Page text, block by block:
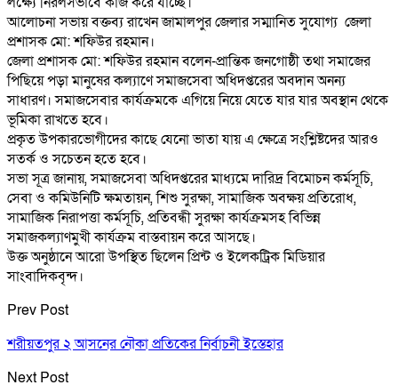
আলোচনা সভায় বক্তব্য রাখেন জামালপুর জেলার সম্মানিত সুযোগ্য জেলা
প্রশাসক মো: শফিউর রহমান।
জেলা প্রশাসক মো: শফিউর রহমান বলেন-প্রান্তিক জনগোষ্ঠী তথা সমাজের
পিছিয়ে পড়া মানুষের কল্যাণে সমাজসেবা অধিদপ্তরের অবদান অনন্য
সাধারণ। সমাজসেবার কার্যক্রমকে এগিয়ে নিয়ে যেতে যার যার অবস্থান থেকে
ভূমিকা রাখতে হবে।
প্রকৃত উপকারভোগীদের কাছে যেনো ভাতা যায় এ ক্ষেত্রে সংশ্লিষ্টদের আরও
সতর্ক ও সচেতন হতে হবে।
সভা সূত্র জানায়, সমাজসেবা অধিদপ্তরের মাধ্যমে দারিদ্র বিমোচন কর্মসূচি,
সেবা ও কমিউনিটি ক্ষমতায়ন, শিশু সুরক্ষা, সামাজিক অবক্ষয় প্রতিরোধ,
সামাজিক নিরাপত্তা কর্মসূচি, প্রতিবন্ধী সুরক্ষা কার্যক্রমসহ বিভিন্ন
সমাজকল্যাণমুখী কার্যক্রম বাস্তবায়ন করে আসছে।
উক্ত অনুষ্ঠানে আরো উপস্থিত ছিলেন প্রিন্ট ও ইলেকট্রিক মিডিয়ার
সাংবাদিকবৃন্দ।
Prev Post
শরীয়তপুর ২ আসনের নৌকা প্রতিকের নির্বাচনী ইস্তেহার
Next Post